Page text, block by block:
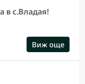
в с.Владая!
Виж още